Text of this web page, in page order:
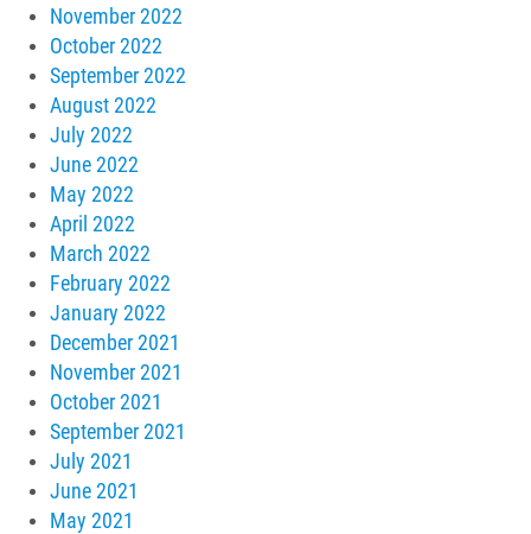
November 2022
October 2022
September 2022
August 2022
July 2022
June 2022
May 2022
April 2022
March 2022
February 2022
January 2022
December 2021
November 2021
October 2021
September 2021
July 2021
June 2021
May 2021